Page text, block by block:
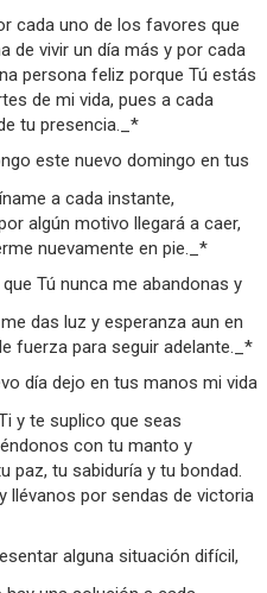
cada uno de los favores que
de vivir un día más y por cada
persona feliz porque Tú estás
de mi vida, pues a cada
tu presencia._*
este nuevo domingo en tus
a cada instante,
algún motivo llegará a caer,
nuevamente en pie._*
Tú nunca me abandonas y
das luz y esperanza aun en
fuerza para seguir adelante._*
día dejo en tus manos mi vida
y te suplico que seas
con tu manto y
paz, tu sabiduría y tu bondad.
por sendas de victoria
alguna situación difícil,